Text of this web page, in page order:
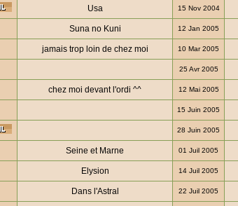
Usa 15 Nov 2004
Suna no Kuni 12 Jan 2005
jamais trop loin de chez moi 10 Mar 2005
25 Avr 2005
chez moi devant l'ordi ^^ 12 Mai 2005
15 Juin 2005
28 Juin 2005
Seine et Marne 01 Juil 2005
Elysion 14 Juil 2005
Dans l'Astral 22 Juil 2005